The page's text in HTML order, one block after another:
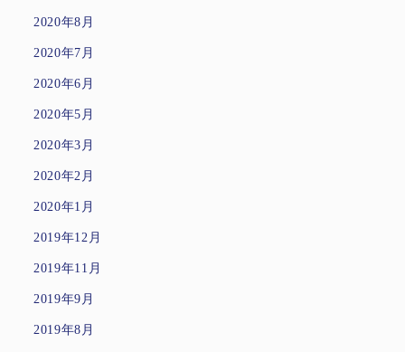
2020年8月
2020年7月
2020年6月
2020年5月
2020年3月
2020年2月
2020年1月
2019年12月
2019年11月
2019年9月
2019年8月